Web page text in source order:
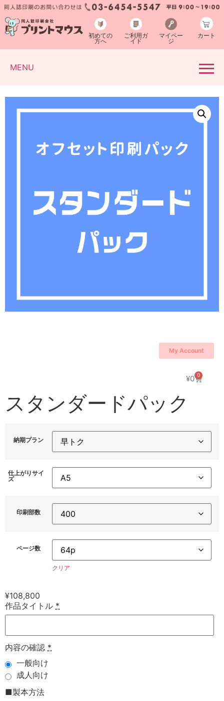
初めての
方へ
ご利用ガ
イド
マイペー
ジ
カート
MENU
My Account
¥0 0
スタンダードパック
納期プラン
仕上がりサイ
ズ
印刷部数
ページ数
クリア
¥108,800
作品タイトル *
内容の確認 *
一般向け
成人向け
■製本方法